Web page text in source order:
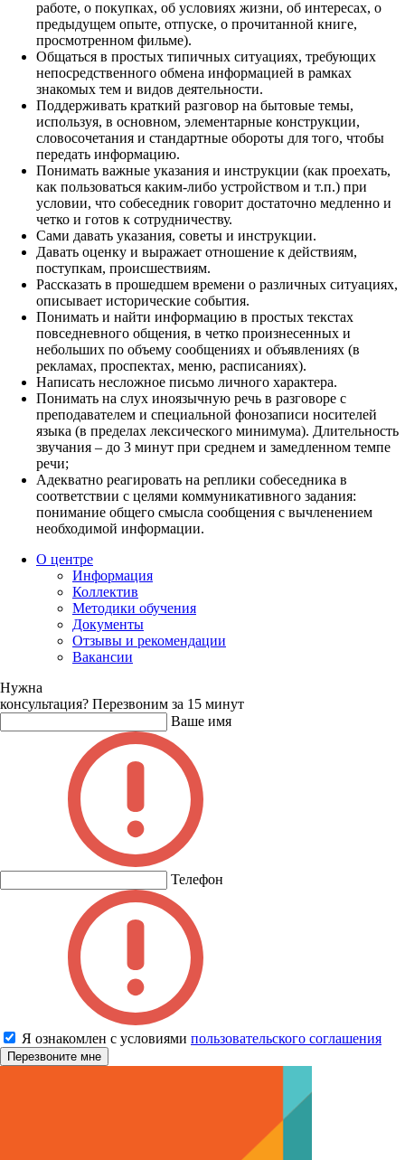
работе, о покупках, об условиях жизни, об интересах, о
предыдущем опыте, отпуске, о прочитанной книге,
просмотренном фильме).
Общаться в простых типичных ситуациях, требующих
непосредственного обмена информацией в рамках
знакомых тем и видов деятельности.
Поддерживать краткий разговор на бытовые темы,
используя, в основном, элементарные конструкции,
словосочетания и стандартные обороты для того, чтобы
передать информацию.
Понимать важные указания и инструкции (как проехать,
как пользоваться каким-либо устройством и т.п.) при
условии, что собеседник говорит достаточно медленно и
четко и готов к сотрудничеству.
Сами давать указания, советы и инструкции.
Давать оценку и выражает отношение к действиям,
поступкам, происшествиям.
Рассказать в прошедшем времени о различных ситуациях,
описывает исторические события.
Понимать и найти информацию в простых текстах
повседневного общения, в четко произнесенных и
небольших по объему сообщениях и объявлениях (в
рекламах, проспектах, меню, расписаниях).
Написать несложное письмо личного характера.
Понимать на слух иноязычную речь в разговоре с
преподавателем и специальной фонозаписи носителей
языка (в пределах лексического минимума). Длительность
звучания – до 3 минут при среднем и замедленном темпе
речи;
Адекватно реагировать на реплики собеседника в
соответствии с целями коммуникативного задания:
понимание общего смысла сообщения с вычленением
необходимой информации.
О центре
Информация
Коллектив
Методики обучения
Документы
Отзывы и рекомендации
Вакансии
Нужна
консультация? Перезвоним за 15 минут
Ваше имя
Телефон
Я ознакомлен с условиями пользовательского соглашения